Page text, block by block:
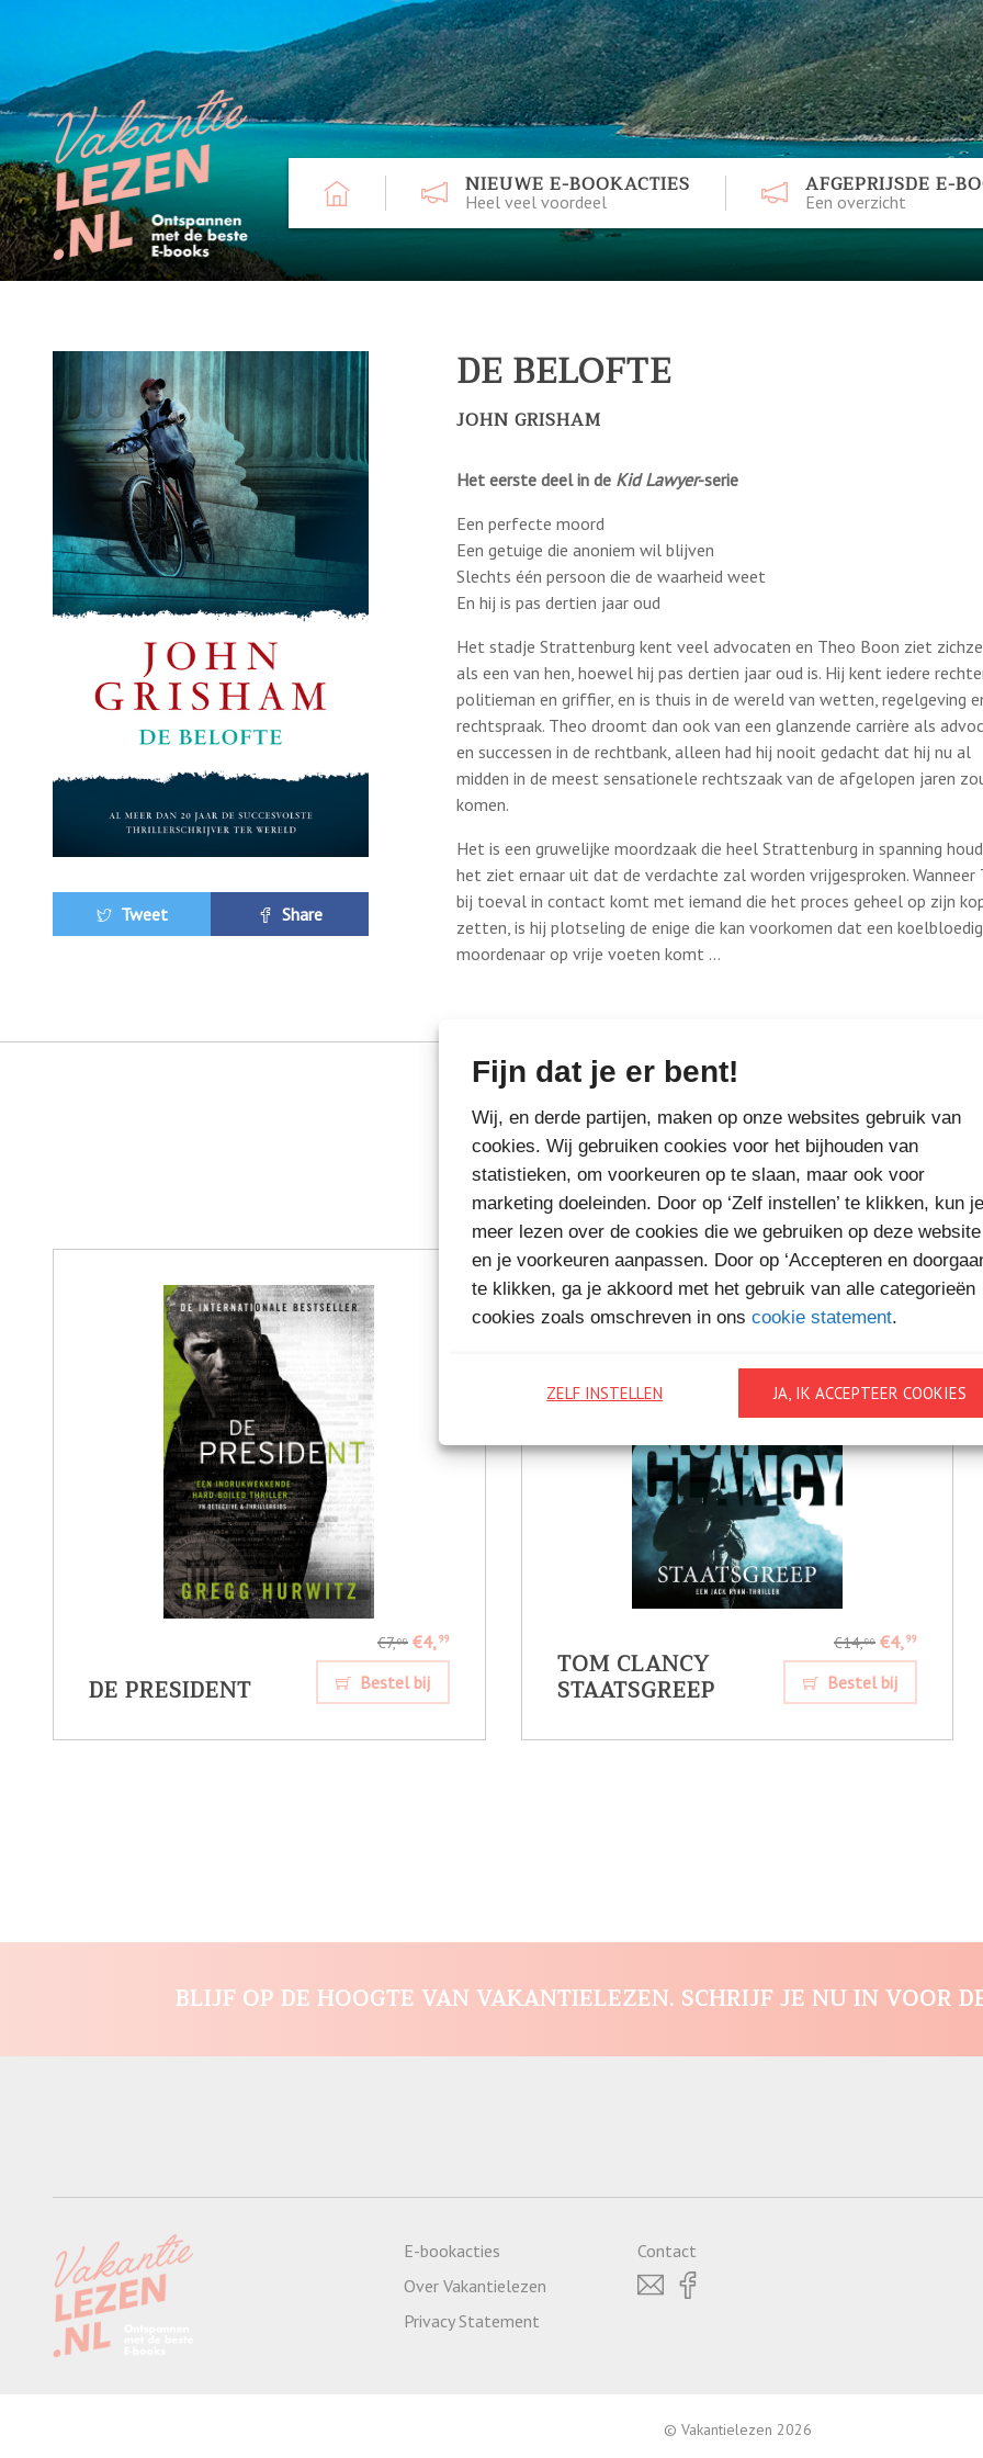
Fijn dat je er bent!
Wij, en derde partijen, maken op onze websites gebruik van
cookies. Wij gebruiken cookies voor het bijhouden van
statistieken, om voorkeuren op te slaan, maar ook voor
marketing doeleinden. Door op ‘Zelf instellen’ te klikken, kun je
meer lezen over de cookies die we gebruiken op deze website
en je voorkeuren aanpassen. Door op ‘Accepteren en
te klikken, ga je akkoord met het gebruik van alle categorieën
cookies zoals omschreven in ons cookie statement.
JA, IK ACCEPTEER COOKIES
ZELF INSTELLEN
NIEUWE E-BOOKACTIES
Heel veel voordeel
AFGEPRIJSDE E-
Een overzicht
Tweet Share
DE BELOFTE
JOHN GRISHAM
Het eerste deel in de Kid Lawyer-serie
Een perfecte moord
Een getuige die anoniem wil blijven
Slechts één persoon die de waarheid weet
En hij is pas dertien jaar oud
Het stadje Strattenburg kent veel advocaten en Theo Boon ziet
als een van hen, hoewel hij pas dertien jaar oud is. Hij kent iedere
politieman en griffier, en is thuis in de wereld van wetten, regelgeving
rechtspraak. Theo droomt dan ook van een glanzende carrière als
en successen in de rechtbank, alleen had hij nooit gedacht dat hij nu al
midden in de meest sensationele rechtszaak van de afgelopen jaren
komen.
Het is een gruwelijke moordzaak die heel Strattenburg in spanning
het ziet ernaar uit dat de verdachte zal worden vrijgesproken. Wanneer
bij toeval in contact komt met iemand die het proces geheel op zijn
zetten, is hij plotseling de enige die kan voorkomen dat een
moordenaar op vrije voeten komt …
MEER BOEKEN VAN
VAKANTIELEZEN
DE PRESIDENT
€7,99 €4,99
Bestel bij TOM CLANCY
STAATSGREEP
€14,99 €4,99
Bestel bij
BLIJF OP DE HOOGTE VAN VAKANTIELEZEN. SCHRIJF JE NU IN VOOR
E-bookacties
Over Vakantielezen
Privacy Statement
Contact
© Vakantielezen 2026